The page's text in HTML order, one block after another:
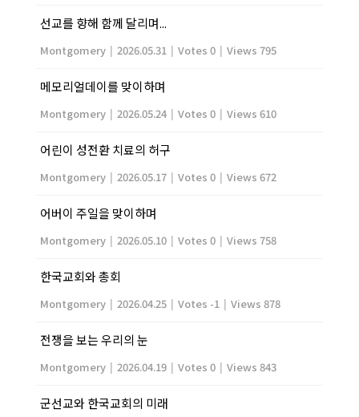
선교를 향해 함께 달리며...
Montgomery | 2026.05.31 | Votes 0 | Views 795
메모리얼데이를 맞이하며
Montgomery | 2026.05.24 | Votes 0 | Views 610
어린이 성전환 치료의 허구
Montgomery | 2026.05.17 | Votes 0 | Views 672
어버이 주일을 맞이하며
Montgomery | 2026.05.10 | Votes 0 | Views 758
한국교회와 총회
Montgomery | 2026.04.25 | Votes -1 | Views 878
전쟁을 보는 우리의 눈
Montgomery | 2026.04.19 | Votes 0 | Views 843
군선교와 한국교회의 미래